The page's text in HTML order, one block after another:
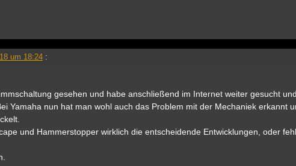
um 18:24 :
gesehen und habe anschließend im Internet weiter gesucht
Yamaha nun hat man wohl auch das Problem mit der Mechaniek erkannt
und Hammerstopper wirklich die entscheidende Entwicklungen, oder